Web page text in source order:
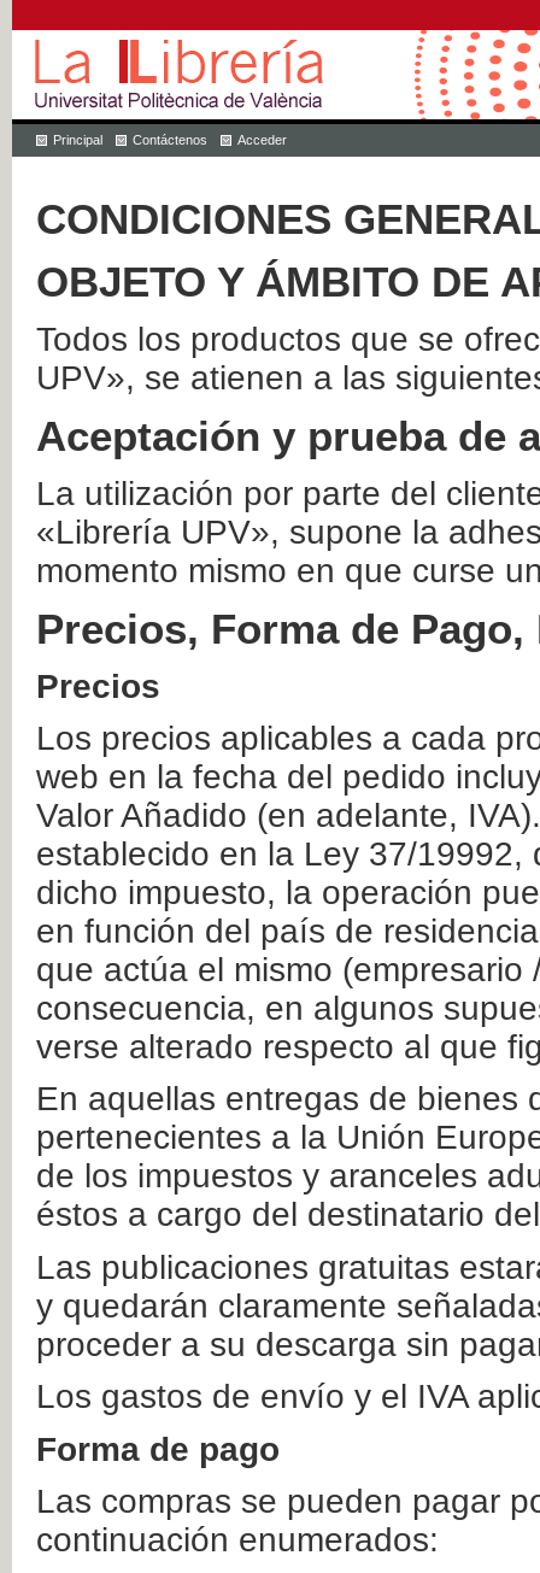
Principal Contáctenos Acceder
CONDICIONES
OBJETO Y ÁMBITO DE
Todos los productos que se
UPV», se atienen a las
Aceptación y prueba de
La utilización por parte del
«Librería UPV», supone la
momento mismo en que curse
Precios, Forma de
Precios
Los precios aplicables a cada
web en la fecha del pedido
Valor Añadido (en adelante,
establecido en la Ley 37/
dicho impuesto, la operación
en función del país de
que actúa el mismo
consecuencia, en algunos
verse alterado respecto al que
En aquellas entregas de bienes
pertenecientes a la Unión
de los impuestos y aranceles
éstos a cargo del destinatario
Las publicaciones gratuitas
y quedarán claramente
proceder a su descarga sin
Los gastos de envío y el IVA
Forma de pago
Las compras se pueden pagar
continuación enumerados: